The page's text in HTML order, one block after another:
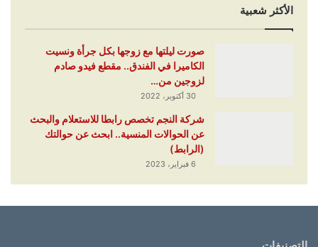
الأكثر شعبية
صورت ليلتها مع زوجها بكل جرأة ونسيت
الكاميرا في الفندق.. مقطع فيدو صادم
لزوجين من…
30 أكتوبر، 2022
شركة النجم تخصص رابطا للاستعلام والبحث
عن الحوالات المنسية.. ابحث عن حوالتك
(الرابط)
6 فبراير، 2023